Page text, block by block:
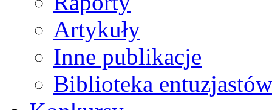
Artykuły
Inne publikacje
Biblioteka